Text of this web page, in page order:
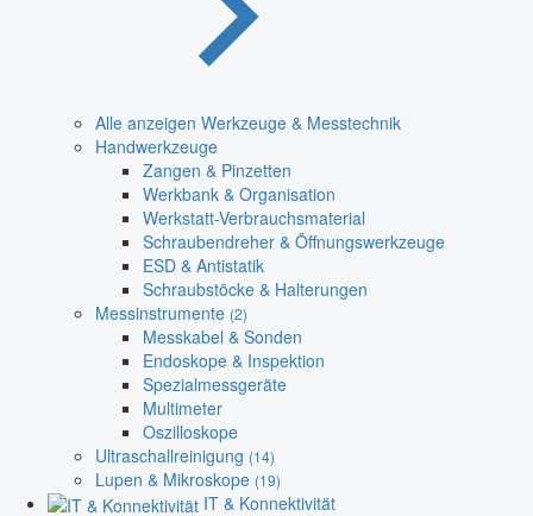
Alle anzeigen Werkzeuge & Messtechnik
Handwerkzeuge
Zangen & Pinzetten
Werkbank & Organisation
Werkstatt-Verbrauchsmaterial
Schraubendreher & Öffnungswerkzeuge
ESD & Antistatik
Schraubstöcke & Halterungen
Messinstrumente (2)
Messkabel & Sonden
Endoskope & Inspektion
Spezialmessgeräte
Multimeter
Oszilloskope
Ultraschallreinigung (14)
Lupen & Mikroskope (19)
IT & Konnektivität